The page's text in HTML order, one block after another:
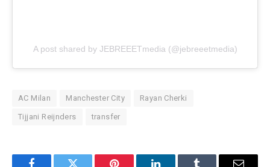
A post shared by JEBREEETmedia (@jebreeetmedia)
AC Milan Manchester City Rayan Cherki
Tijjani Reijnders transfer